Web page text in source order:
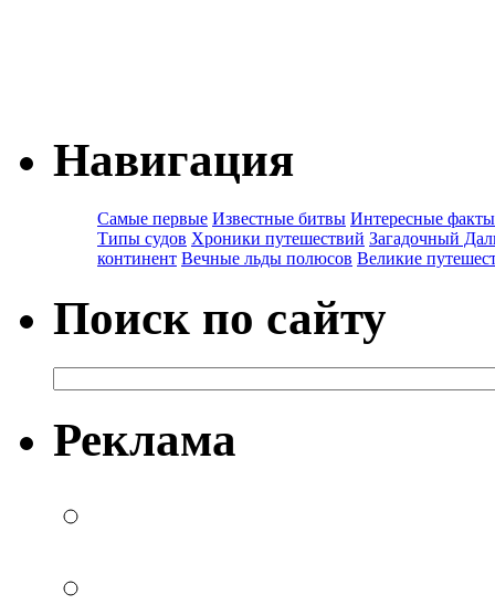
Навигация
Самые первые Известные битвы Интересные факты
Типы судов Хроники путешествий Загадочный
континент Вечные льды полюсов Великие
Поиск по сайту
Реклама